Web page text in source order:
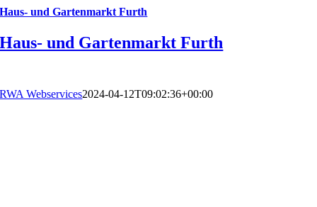
Haus- und Gartenmarkt Furth
Haus- und Gartenmarkt Furth
RWA Webservices2024-04-12T09:02:36+00:00